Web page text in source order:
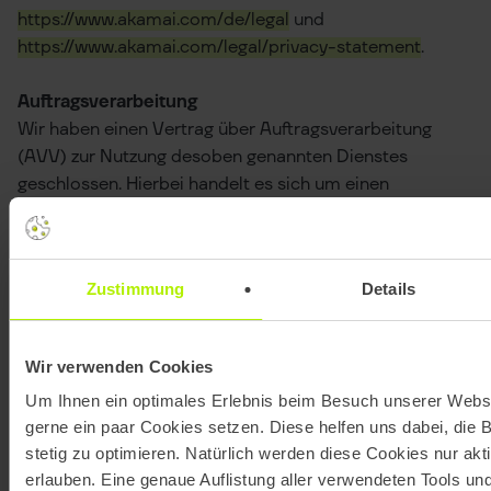
Zustimmung Details
Wir verwenden Cookies
Um Ihnen ein optimales Erlebnis beim Besuch unserer
gerne ein paar Cookies setzen. Diese helfen uns dabei, die
stetig zu optimieren. Natürlich werden diese Cookies nur
erlauben. Eine genaue Auflistung aller verwendeten Tools
https://www.akamai.com/de/legal und
https://www.akamai.com/legal/privacy-statement.
Auftragsverarbeitung
Wir haben einen Vertrag über Auftragsverarbeitung
(AVV) zur Nutzung desoben genannten Dienstes
geschlossen. Hierbei handelt es sich um einen
datenschutzrechtlichvorgeschriebenen Vertrag, der
gewährleistet, dass dieser die
personenbezogenenDaten unserer Websitebesucher
nur nach unseren Weisungen und unter Einhaltungder
DSGVO verarbeitet.
Wir nutzen den Service „Cloudflare“. Anbieter ist die
Cloudflare Inc., 101 Townsend St., San Francisco, CA